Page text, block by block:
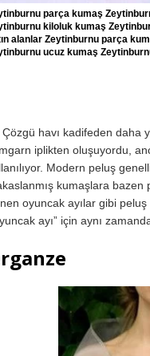
parça kumaş
kiloluk kumaş
alanlar Zeytinburnu parça
ucuz kumaş
Çözgü havı kadifeden daha
iplikten oluşuyordu,
Modern peluş
kumaşlara bazen
oyuncak ayılar gibi
ayı” için aynı